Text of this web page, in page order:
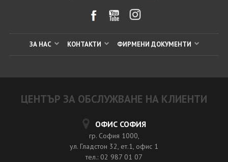
ЗА НАС КОНТАКТИ ФИРМЕНИ ДОКУМЕНТИ
ЦЕНТЪР ЗА ОБСЛУЖВАНЕ НА КЛИЕНТИ
ОФИС СОФИЯ
гр. София 1000,
ул. Гладстон 32, ет.1, офис 1
тел.: 02 987 01 07